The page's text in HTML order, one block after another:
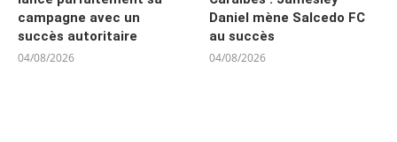
campagne avec un
succès autoritaire
04/08/2026
Daniel mène Salcedo FC
au succès
04/08/2026